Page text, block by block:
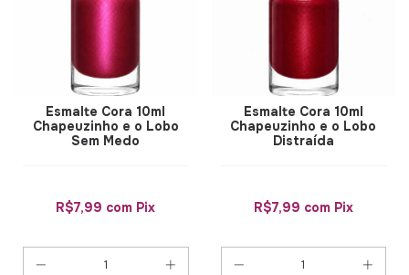
Esmalte Cora 10ml
Chapeuzinho e o Lobo
Sem Medo
R$7,99 com Pix
Esmalte Cora 10ml
Chapeuzinho e o Lobo
Distraída
R$7,99 com Pix